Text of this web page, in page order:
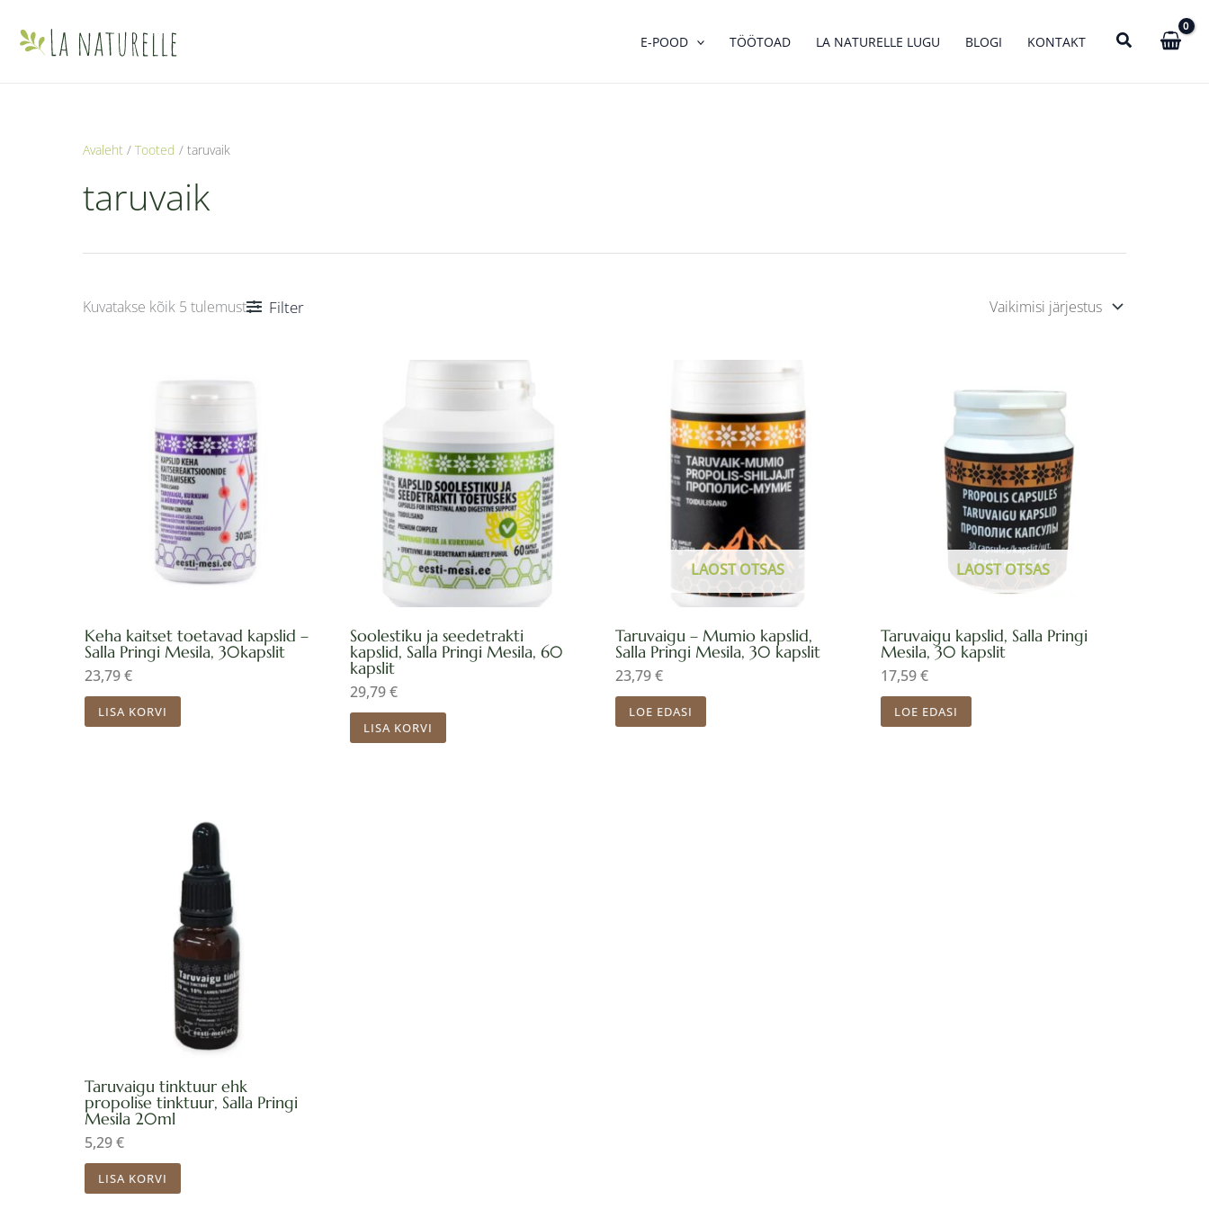
E-POOD TÖÖTOAD LA NATURELLE LUGU BLOGI KONTAKT
Avaleht Tooted taruvaik
taruvaik
Kuvatakse kõik 5 tulemust Filter
Keha kaitset toetavad kapslid –
Salla Pringi Mesila, 30kapslit
23,79€
LISA KORVI
Soolestiku ja seedetrakti
kapslid, Salla Pringi Mesila, 60
kapslit
29,79€
LISA KORVI
LAOST OTSAS
Taruvaigu – Mumio kapslid,
Salla Pringi Mesila, 30 kapslit
23,79€
LOE EDASI
LAOST OTSAS
Taruvaigu kapslid, Salla Pringi
Mesila, 30 kapslit
17,59€
LOE EDASI
Taruvaigu tinktuur ehk
propolise tinktuur, Salla Pringi
Mesila 20ml
5,29€
LISA KORVI